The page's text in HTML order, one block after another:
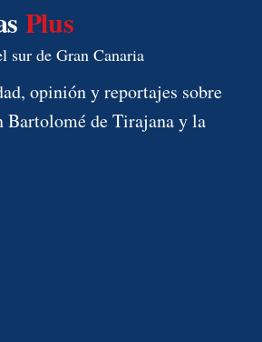
Plus
sur de Gran Canaria
opinión y reportajes sobre
Bartolomé de Tirajana y la